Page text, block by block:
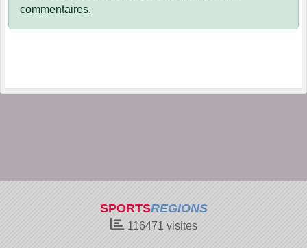
commentaires.
SPORTSREGIONS
116471 visites